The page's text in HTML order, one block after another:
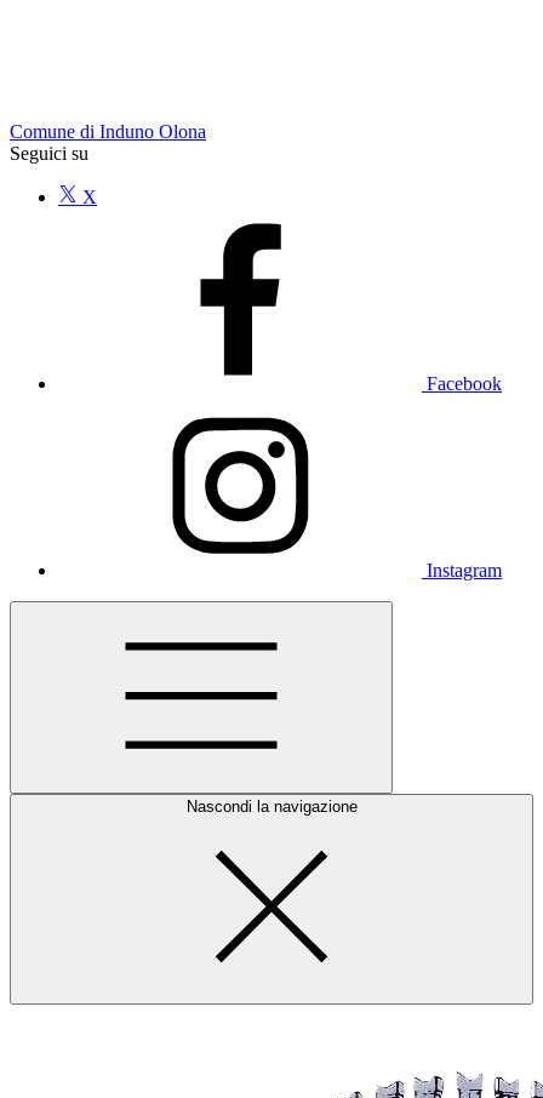
Comune di Induno Olona
Seguici su
X
Facebook
Instagram
Nascondi la navigazione